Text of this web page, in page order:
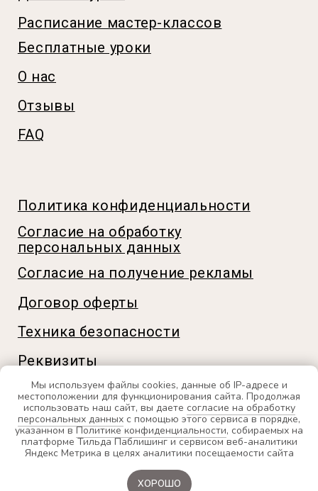
Мы используем файлы cookies, данные об IP-адресе и
местоположении для функционирования сайта. Продолжая
использовать наш сайт, вы даете согласие на обработку
персональных данных с помощью этого сервиса в порядке,
указанном вПолитике конфиденциальности, собираемых на
платформе Тильда Паблишинг и сервисом веб-аналитики
Яндекс Метрика в целях аналитики посещаемости сайта
ХОРОШО